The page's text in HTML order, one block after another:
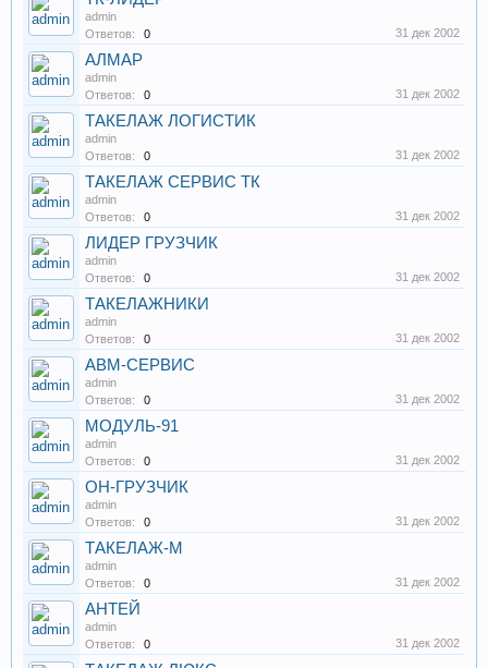
admin
Ответов:
0 31 дек 2002
АЛМАР
admin
Ответов:
0 31 дек 2002
ТАКЕЛАЖ ЛОГИСТИК
admin
Ответов:
0 31 дек 2002
ТАКЕЛАЖ СЕРВИС ТК
admin
Ответов:
0 31 дек 2002
ЛИДЕР ГРУЗЧИК
admin
Ответов:
0 31 дек 2002
ТАКЕЛАЖНИКИ
admin
Ответов:
0 31 дек 2002
АВМ-СЕРВИС
admin
Ответов:
0 31 дек 2002
МОДУЛЬ-91
admin
Ответов:
0 31 дек 2002
ОН-ГРУЗЧИК
admin
Ответов:
0 31 дек 2002
ТАКЕЛАЖ-М
admin
Ответов:
0 31 дек 2002
АНТЕЙ
admin
Ответов:
0 31 дек 2002